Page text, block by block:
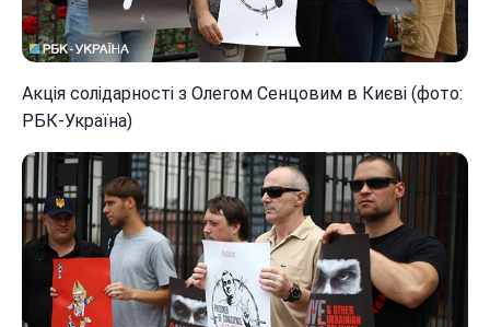
Акція солідарності з Олегом Сенцовим в Києві (фото:
РБК-Україна)